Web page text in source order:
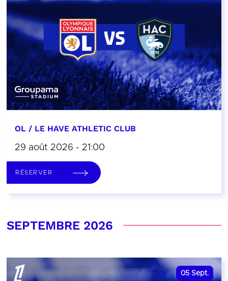
OL / LE HAVE ATHLETIC CLUB
29 août 2026 - 21:00
RÉSERVER
SEPTEMBRE 2026
05 Sept.